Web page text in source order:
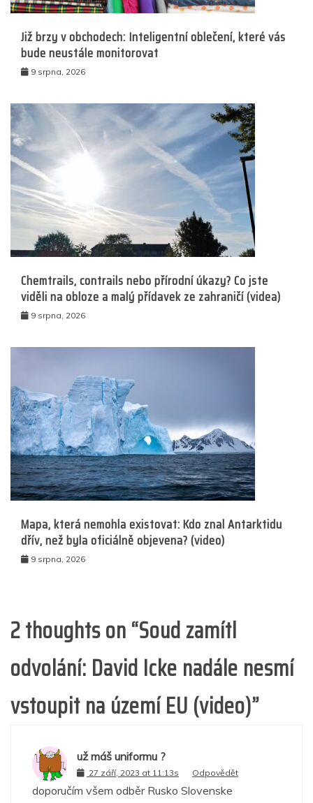
Již brzy v obchodech: Inteligentní oblečení, které vás
bude neustále monitorovat
9 srpna, 2026
Chemtrails, contrails nebo přírodní úkazy? Co jste
viděli na obloze a malý přídavek ze zahraničí (videa)
9 srpna, 2026
Mapa, která nemohla existovat: Kdo znal Antarktidu
dřív, než byla oficiálně objevena? (video)
9 srpna, 2026
2 thoughts on “Soud zamítl
odvolání: David Icke nadále nesmí
vstoupit na území EU (video)”
už máš uniformu ?
27 září, 2023 at 11:13s Odpovědět
doporučím všem odběr Rusko Slovenske